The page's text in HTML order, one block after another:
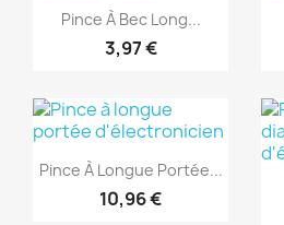
Aperçu rapide
Pince À Bec Long...
3,97 €
 Aperçu rapide
Pince À Longue Portée...
10,96 €
(1)